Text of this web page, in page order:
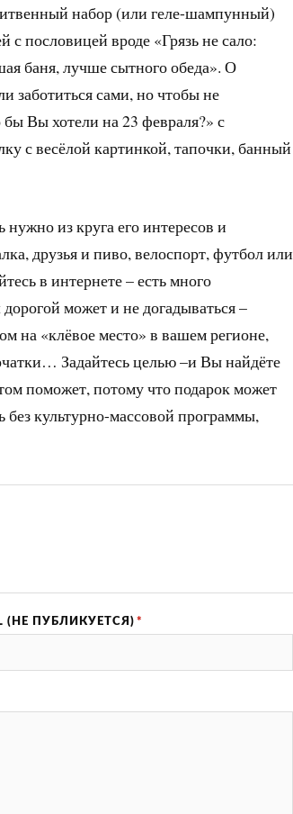
набор (или геле-шампунный)
пословицей вроде «Грязь не сало:
баня, лучше сытного обеда». О
заботиться сами, но чтобы не
Вы хотели на 23 февраля?» с
с весёлой картинкой, тапочки, банный
из круга его интересов и
друзья и пиво, велоспорт, футбол или
в интернете – есть много
может и не догадываться –
на «клёвое место» в вашем регионе,
Задайтесь целью –и Вы найдёте
поможет, потому что подарок может
без культурно-массовой программы,
(НЕ ПУБЛИКУЕТСЯ) *